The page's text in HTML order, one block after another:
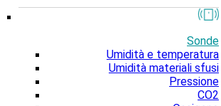
Sonde
Umidità e temperatura
Umidità materiali sfusi
Pressione
CO2